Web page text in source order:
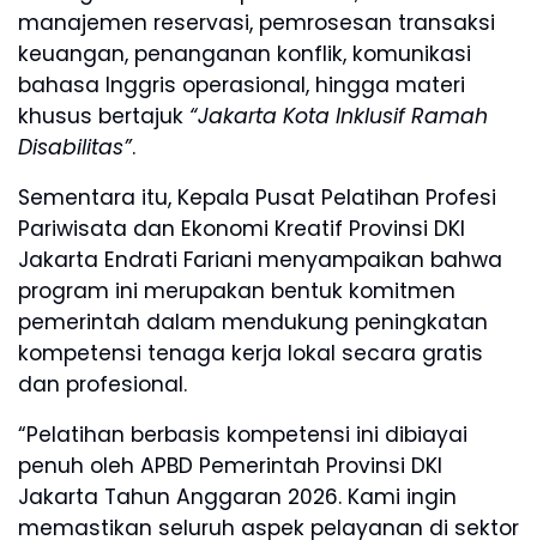
manajemen reservasi, pemrosesan transaksi
keuangan, penanganan konflik, komunikasi
bahasa Inggris operasional, hingga materi
khusus bertajuk “Jakarta Kota Inklusif Ramah
Disabilitas”.
Sementara itu, Kepala Pusat Pelatihan Profesi
Pariwisata dan Ekonomi Kreatif Provinsi DKI
Jakarta Endrati Fariani menyampaikan bahwa
program ini merupakan bentuk komitmen
pemerintah dalam mendukung peningkatan
kompetensi tenaga kerja lokal secara gratis
dan profesional.
“Pelatihan berbasis kompetensi ini dibiayai
penuh oleh APBD Pemerintah Provinsi DKI
Jakarta Tahun Anggaran 2026. Kami ingin
memastikan seluruh aspek pelayanan di sektor